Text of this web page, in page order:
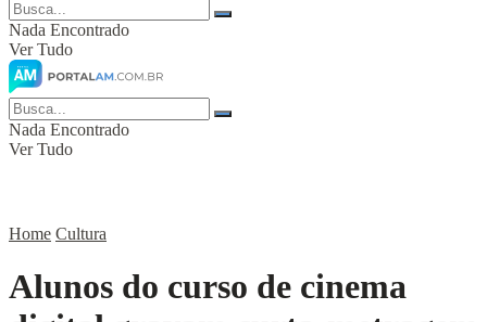
Nada Encontrado
Ver Tudo
Nada Encontrado
Ver Tudo
Home Cultura
Alunos do curso de cinema